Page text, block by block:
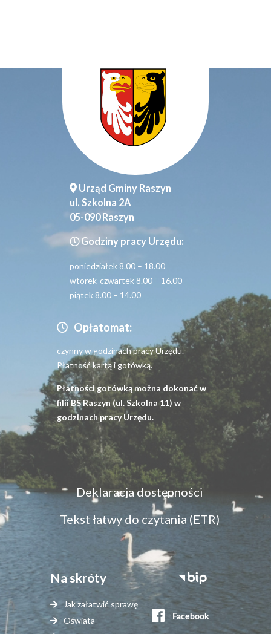
Urząd Gminy Raszyn
ul. Szkolna 2A
05-090 Raszyn
Godziny pracy Urzędu:
poniedziałek 8.00 – 18.00
wtorek-czwartek 8.00 – 16.00
piątek 8.00 – 14.00
Opłatomat:
czynny w godzinach pracy Urzędu.
Płatność kartą i gotówką.
Płatności gotówką można dokonać w
filii BS Raszyn (ul. Szkolna 11) w
godzinach pracy Urzędu.
Menu
dostępność
Deklaracja dostępności
Tekst łatwy do czytania (ETR)
Na skróty
Jak załatwić sprawę
Oświata
Stopka
serwisy
zewnętrzne